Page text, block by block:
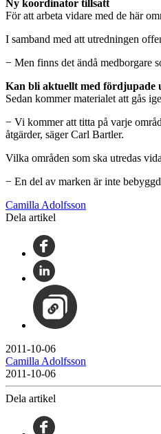
Ny koordinator tillsatt
För att arbeta vidare med de här
I samband med att utredningen
− Men finns det ändå medborgare
Kan bli aktuellt med fördjupade
Sedan kommer materialet att gås
− Vi kommer att titta på varje
åtgärder, säger Carl Bartler.
Vilka områden som ska utredas
− En del av marken är inte
Camilla Adolfsson
Dela artikel
2011-10-06
Camilla Adolfsson
2011-10-06
Dela artikel